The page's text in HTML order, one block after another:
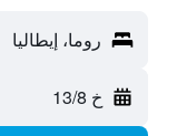
روما، إيطاليا
خ 13/8